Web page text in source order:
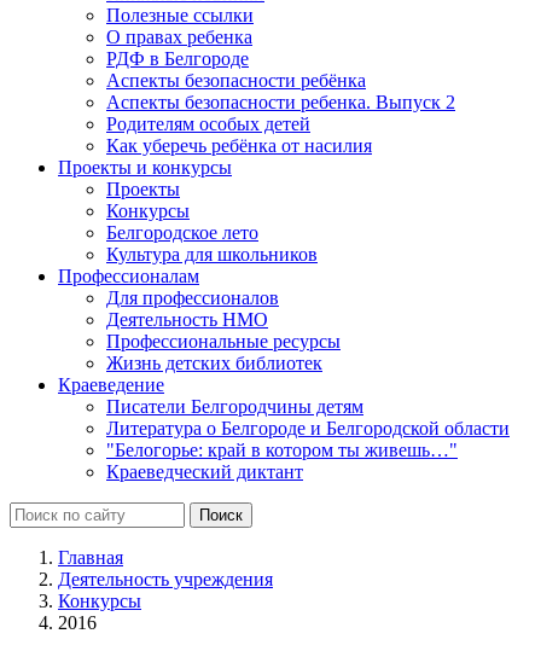
Полезные ссылки
О правах ребенка
РДФ в Белгороде
Аспекты безопасности ребёнка
Аспекты безопасности ребенка. Выпуск 2
Родителям особых детей
Как уберечь ребёнка от насилия
Проекты и конкурсы
Проекты
Конкурсы
Белгородское лето
Культура для школьников
Профессионалам
Для профессионалов
Деятельность НМО
Профессиональные ресурсы
Жизнь детских библиотек
Краеведение
Писатели Белгородчины детям
Литература о Белгороде и Белгородской области
"Белогорье: край в котором ты живешь…"
Краеведческий диктант
Главная
Деятельность учреждения
Конкурсы
2016